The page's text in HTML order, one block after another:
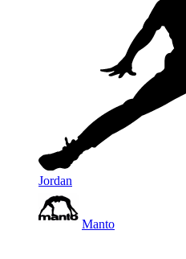
Jordan
Manto